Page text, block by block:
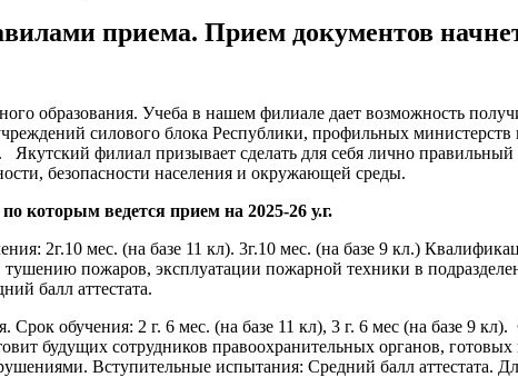
приема. Прием документов
образования. Учеба в нашем филиале дает возможность
силового блока Республики, профильных
филиал призывает сделать для себя лично
безопасности населения и окружающей среды.
которым ведется прием на 2025-26 у.г.
2г.10 мес. (на базе 11 кл). 3г.10 мес. (на базе 9 кл.)
пожаров, эксплуатации пожарной техники в
балл аттестата.
Срок обучения: 2 г. 6 мес. (на базе 11 кл), 3 г. 6 мес (на базе 9
будущих сотрудников правоохранительных органов, готовых
Вступительные испытания: Средний балл аттестата.